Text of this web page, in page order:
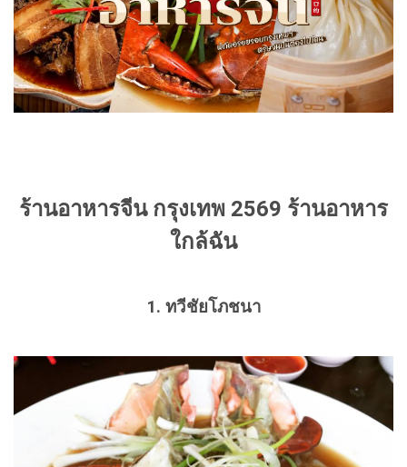
ร้านอาหารจีน กรุงเทพ 2569 ร้านอาหาร
ใกล้ฉัน
1. ทวีชัยโภชนา